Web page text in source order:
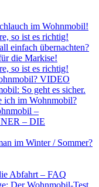
im Wohnmobil!
so ist es richtig!
einfach übernachten?
die Markise!
so ist es richtig!
VIDEO
So geht es sicher.
ich im Wohnmobil?
–
– DIE
im Winter / Sommer?
Abfahrt – FAQ
Der Wohnmobil-Test